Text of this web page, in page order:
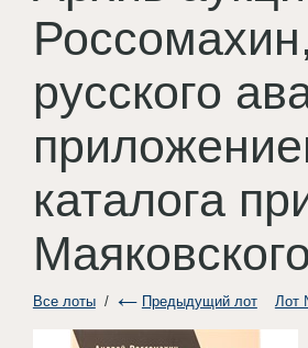
русского
каталога
Все лоты/ Предыдущий лот Лот